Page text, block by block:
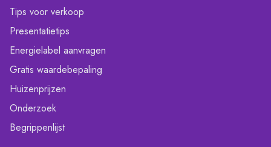
Tips voor verkoop
Presentatietips
Energielabel aanvragen
Gratis waardebepaling
Huizenprijzen
Onderzoek
Begrippenlijst